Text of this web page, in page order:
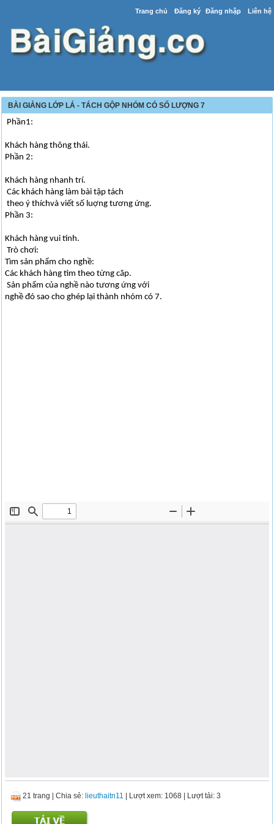
Trang chủ Đăng ký Đăng nhập Liên hệ
BÀI GIẢNG LỚP LÁ - TÁCH GỘP NHÓM CÓ SỐ LƯỢNG 7
Phần1:
Khách hàng thông thái.
Phần 2:
Khách hàng nhanh trí.
Các khách hàng làm bài tập tách
theo ý thíchvà viết số luợng tương ứng.
Phần 3:
Khách hàng vui tính.
Trò chơi:
Tìm sản phẩm cho nghề:
Các khách hàng tìm theo từng căp.
Sản phẩm của nghề nào tương ứng với
nghề đó sao cho ghép lại thành nhóm có 7.
21 trang |Chia sẻ: lieuthaitn11 | Lượt xem: 1068 | Lượt tải: 3